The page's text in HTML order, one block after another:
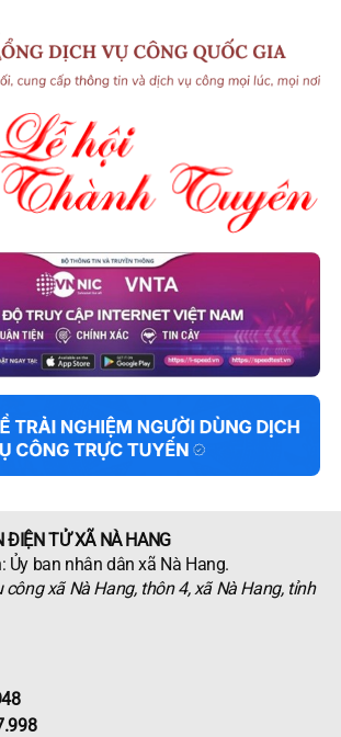
ĐIỆN TỬ XÃ NÀ HANG
Ủy ban nhân dân xã Nà Hang.
công xã Nà Hang, thôn 4, xã Nà Hang, tỉnh